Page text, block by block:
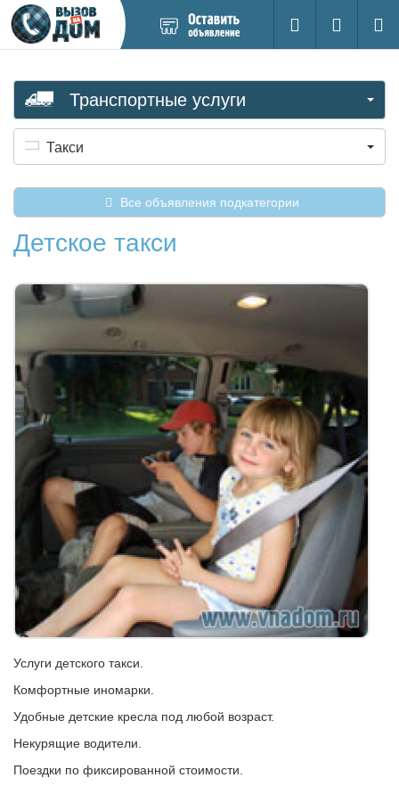
новое
Поиск
Вход на
Транспортные услуги
Такси
Все объявления подкатегории
Детское такси
Услуги детского такси.
Комфортные иномарки.
Удобные детские кресла под любой возраст.
Некурящие водители.
Поездки по фиксированной стоимости.